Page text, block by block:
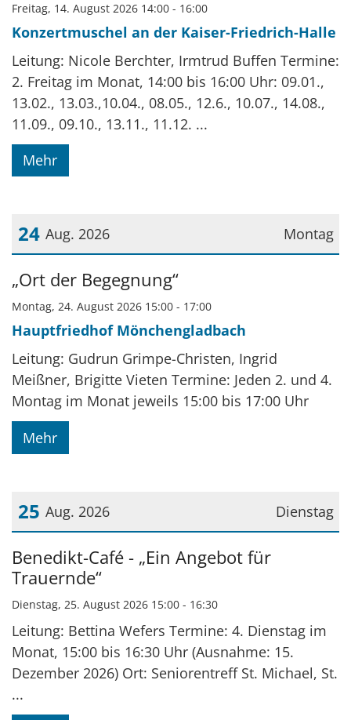
Freitag, 14. August 2026 14:00 - 16:00
Konzertmuschel an der Kaiser-Friedrich-Halle
Leitung: Nicole Berchter, Irmtrud Buffen Termine:
2. Freitag im Monat, 14:00 bis 16:00 Uhr: 09.01.,
13.02., 13.03.,10.04., 08.05., 12.6., 10.07., 14.08.,
11.09., 09.10., 13.11., 11.12. ...
Mehr
Montag
24 Aug. 2026
Datum: 24. August 2026
„Ort der Begegnung“
Montag, 24. August 2026 15:00 - 17:00
Hauptfriedhof Mönchengladbach
Leitung: Gudrun Grimpe-Christen, Ingrid
Meißner, Brigitte Vieten Termine: Jeden 2. und 4.
Montag im Monat jeweils 15:00 bis 17:00 Uhr
Mehr
Dienstag
25 Aug. 2026
Datum: 25. August 2026
Benedikt-Café - „Ein Angebot für
Trauernde“
Dienstag, 25. August 2026 15:00 - 16:30
Leitung: Bettina Wefers Termine: 4. Dienstag im
Monat, 15:00 bis 16:30 Uhr (Ausnahme: 15.
Dezember 2026) Ort: Seniorentreff St. Michael, St.
...